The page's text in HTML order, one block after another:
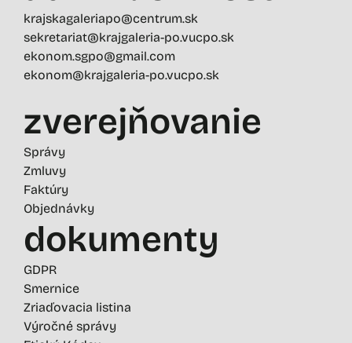
krajskagaleriapo@centrum.sk
sekretariat@krajgaleria-po.vucpo.sk
ekonom.sgpo@gmail.com
ekonom@krajgaleria-po.vucpo.sk
zverejňovanie
Správy
Zmluvy
Faktúry
Objednávky
dokumenty
GDPR
Smernice
Zriaďovacia listina
Výročné správy